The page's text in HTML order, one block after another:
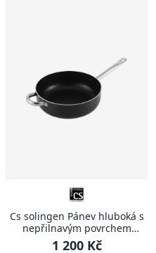
Cs solingen Pánev hluboká s
nepřilnavým povrchem
Solaris Pro 32 cm
1 200 Kč